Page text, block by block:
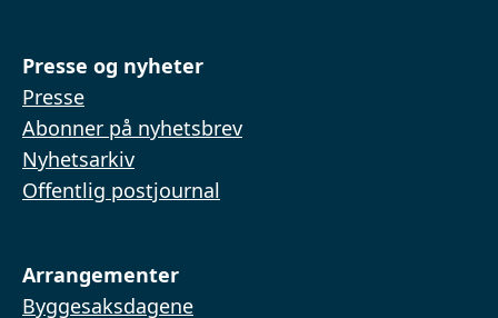
Presse og nyheter
Presse
Abonner på nyhetsbrev
Nyhetsarkiv
Offentlig postjournal
Arrangementer
Byggesaksdagene